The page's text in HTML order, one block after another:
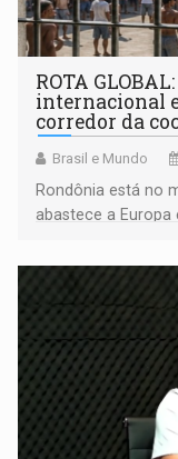
ROTA
internacional
corredor da
Brasil e Mundo
Rondônia está no
abastece a Europa